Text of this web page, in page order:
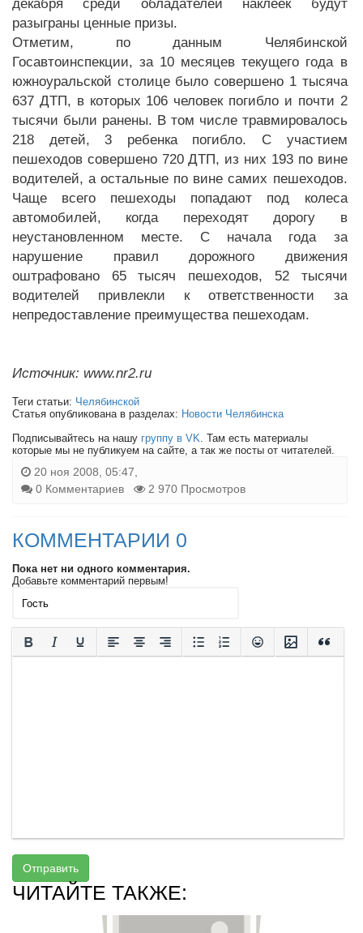
декабря среди обладателей наклеек будут
разыграны ценные призы.
Отметим, по данным Челябинской
Госавтоинспекции, за 10 месяцев текущего года в
южноуральской столице было совершено 1 тысяча
637 ДТП, в которых 106 человек погибло и почти 2
тысячи были ранены. В том числе травмировалось
218 детей, 3 ребенка погибло. С участием
пешеходов совершено 720 ДТП, из них 193 по вине
водителей, а остальные по вине самих пешеходов.
Чаще всего пешеходы попадают под колеса
автомобилей, когда переходят дорогу в
неустановленном месте. С начала года за
нарушение правил дорожного движения
оштрафовано 65 тысяч пешеходов, 52 тысячи
водителей привлекли к ответственности за
непредоставление преимущества пешеходам.
Источник: www.nr2.ru
Теги статьи: Челябинской
Статья опубликована в разделах: Новости Челябинска
Подписывайтесь на нашу группу в VK. Там есть материалы
которые мы не публикуем на сайте, а так же посты от читателей.
20 ноя 2008, 05:47,
0 Комментариев
2 970 Просмотров
КОММЕНТАРИИ 0
Пока нет ни одного комментария.
Добавьте комментарий первым!
Отправить
ЧИТАЙТЕ ТАКЖЕ: